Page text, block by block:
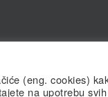
(eng. cookies)
na upotrebu